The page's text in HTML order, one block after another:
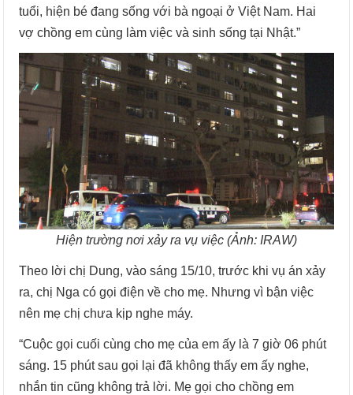
tuổi, hiện bé đang sống với bà ngoại ở Việt Nam. Hai
vợ chồng em cùng làm việc và sinh sống tại Nhật.”
Hiện trường nơi xảy ra vụ việc (Ảnh: IRAW)
Theo lời chị Dung, vào sáng 15/10, trước khi vụ án xảy
ra, chị Nga có gọi điện về cho mẹ. Nhưng vì bận việc
nên mẹ chị chưa kịp nghe máy.
“Cuộc gọi cuối cùng cho mẹ của em ấy là 7 giờ 06 phút
sáng. 15 phút sau gọi lại đã không thấy em ấy nghe,
nhắn tin cũng không trả lời. Mẹ gọi cho chồng em